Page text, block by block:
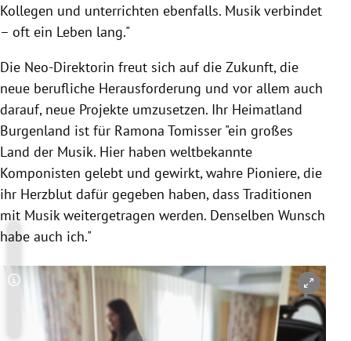
Kollegen und unterrichten ebenfalls. Musik verbindet
– oft ein Leben lang."
Die Neo-Direktorin freut sich auf die Zukunft, die
neue berufliche Herausforderung und vor allem auch
darauf, neue Projekte umzusetzen. Ihr Heimatland
Burgenland ist für Ramona Tomisser "ein großes
Land der Musik. Hier haben weltbekannte
Komponisten gelebt und gewirkt, wahre Pioniere, die
ihr Herzblut dafür gegeben haben, dass Traditionen
mit Musik weitergetragen werden. Denselben Wunsch
habe auch ich."
Copyright-Hinweis öffnen/schließen